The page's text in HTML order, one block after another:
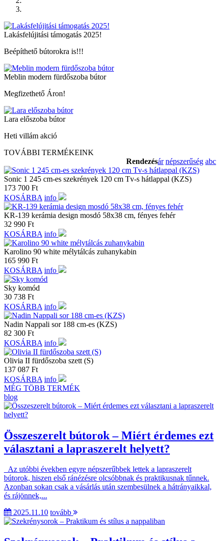
Lakásfelújitási támogatás 2025!
Beépíthető bútorokra is!!!
Meblin modern fürdőszoba bútor
Megfizethető Áron!
Lara előszoba bútor
Heti villám akció
TOVÁBBI TERMÉKEINK
Rendezésár népszerűség abc
Sonic 1 245 cm-es szekrények 120 cm Tv-s hátlappal (KZS)
173 700 Ft
KOSÁRBA info
KR-139 kerámia design mosdó 58x38 cm, fényes fehér
32 990 Ft
KOSÁRBA info
Karolino 90 white mélytálcás zuhanykabin
165 990 Ft
KOSÁRBA info
Sky komód
30 738 Ft
KOSÁRBA info
Nadin Nappali sor 188 cm-es (KZS)
82 300 Ft
KOSÁRBA info
Olivia II fürdőszoba szett (S)
137 087 Ft
KOSÁRBA info
MÉG TÖBB TERMÉK
blog
Összeszerelt bútorok – Miért érdemes ezt
választani a lapraszerelt helyett?
Az utóbbi években egyre népszerűbbek lettek a lapraszerelt
bútorok, hiszen első ránézésre olcsóbbnak és praktikusnak tűnnek.
Azonban sokan csak a vásárlás után szembesülnek a hátrányaikkal,
és rájönnek,...
2025.11.10 tovább